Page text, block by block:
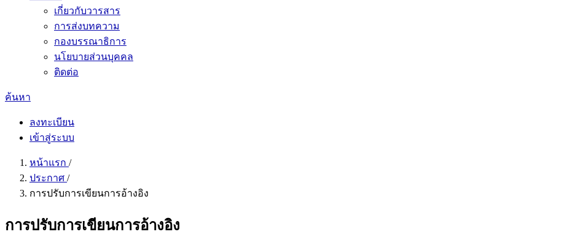
เกี่ยวกับวารสาร
การส่งบทความ
กองบรรณาธิการ
นโยบายส่วนบุคคล
ติดต่อ
ค้นหา
ลงทะเบียน
เข้าสู่ระบบ
หน้าแรก /
ประกาศ /
การปรับการเขียนการอ้างอิง
การปรับการเขียนการอ้างอิง